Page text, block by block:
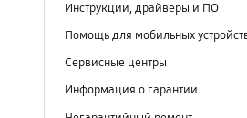
Инструкции, драйверы и ПО
Помощь для мобильных
Сервисные центры
Информация о гарантии